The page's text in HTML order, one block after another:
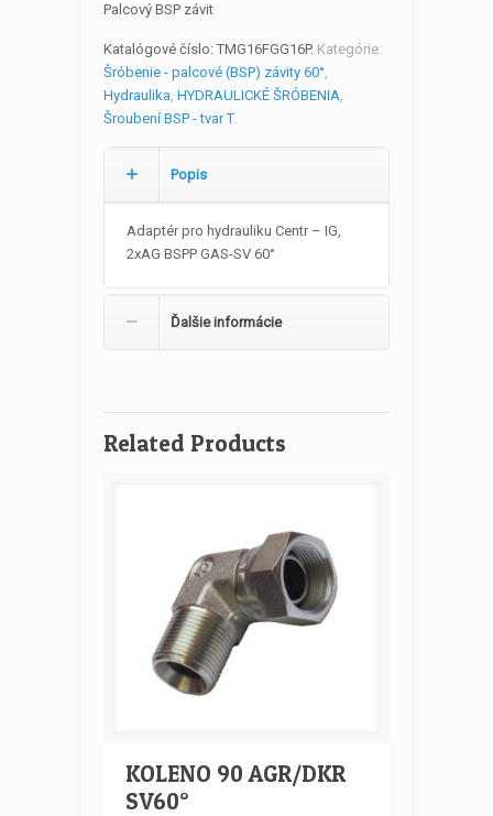
Palcový BSP závit
Katalógové číslo: TMG16FGG16P. Kategórie:
Šróbenie - palcové (BSP) závity 60°,
Hydraulika, HYDRAULICKÉ ŠRÓBENIA,
Šroubení BSP - tvar T.
Popis
Adaptér pro hydrauliku Centr – IG,
2xAG BSPP GAS-SV 60°
Ďalšie informácie
Related Products
KOLENO 90 AGR/DKR
SV60°